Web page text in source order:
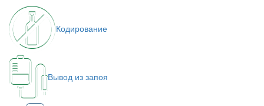
Кодирование
Вывод из запоя